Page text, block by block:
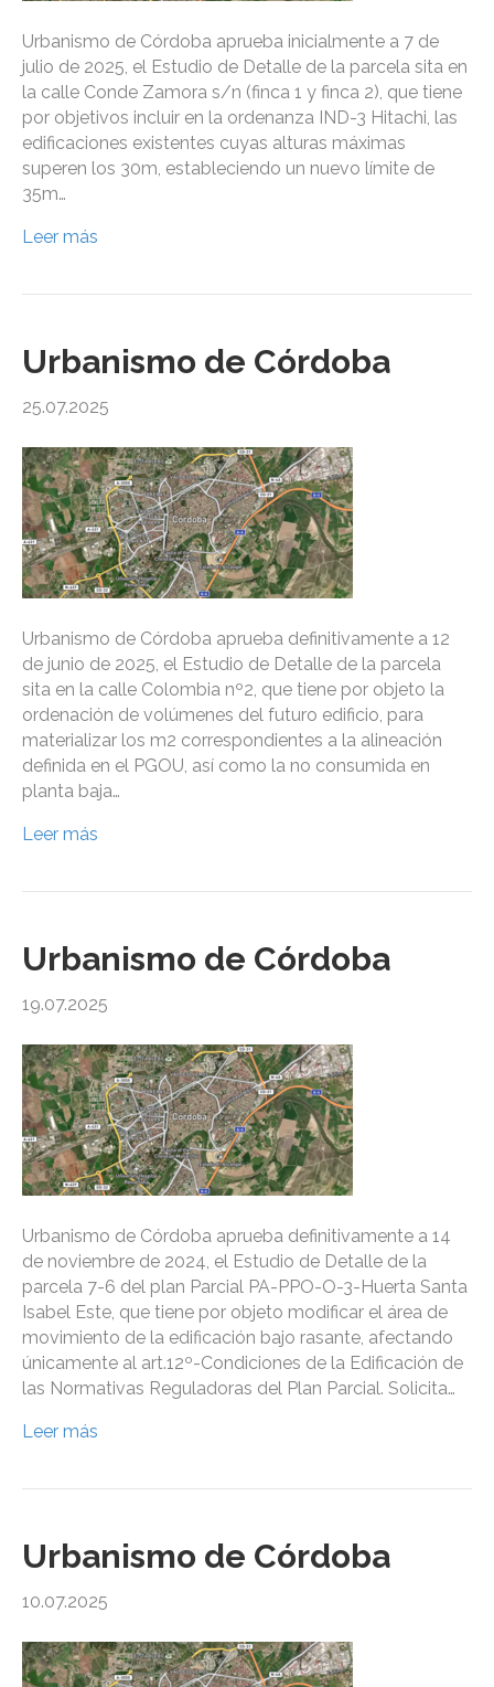
Urbanismo de Córdoba aprueba inicialmente a 7 de
julio de 2025, el Estudio de Detalle de la parcela sita en
la calle Conde Zamora s/n (finca 1 y finca 2), que tiene
por objetivos incluir en la ordenanza IND-3 Hitachi, las
edificaciones existentes cuyas alturas máximas
superen los 30m, estableciendo un nuevo límite de
35m…
Leer más
Urbanismo de Córdoba
25.07.2025
Urbanismo de Córdoba aprueba definitivamente a 12
de junio de 2025, el Estudio de Detalle de la parcela
sita en la calle Colombia nº2, que tiene por objeto la
ordenación de volúmenes del futuro edificio, para
materializar los m2 correspondientes a la alineación
definida en el PGOU, así como la no consumida en
planta baja…
Leer más
Urbanismo de Córdoba
19.07.2025
Urbanismo de Córdoba aprueba definitivamente a 14
de noviembre de 2024, el Estudio de Detalle de la
parcela 7-6 del plan Parcial PA-PPO-O-3-Huerta Santa
Isabel Este, que tiene por objeto modificar el área de
movimiento de la edificación bajo rasante, afectando
únicamente al art.12º-Condiciones de la Edificación de
las Normativas Reguladoras del Plan Parcial. Solicita…
Leer más
Urbanismo de Córdoba
10.07.2025